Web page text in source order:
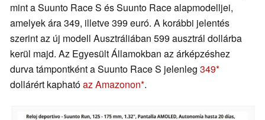
mint a Suunto Race S és Suunto Race alapmodelljei,
amelyek ára 349, illetve 399 euró. A korábbi jelentés
szerint az új modell Ausztráliában 599 ausztrál dollárba
kerül majd. Az Egyesült Államokban az árképzéshez
durva támpontként a Suunto Race S jelenleg 349
dollárért kaphatóaz Amazonon .